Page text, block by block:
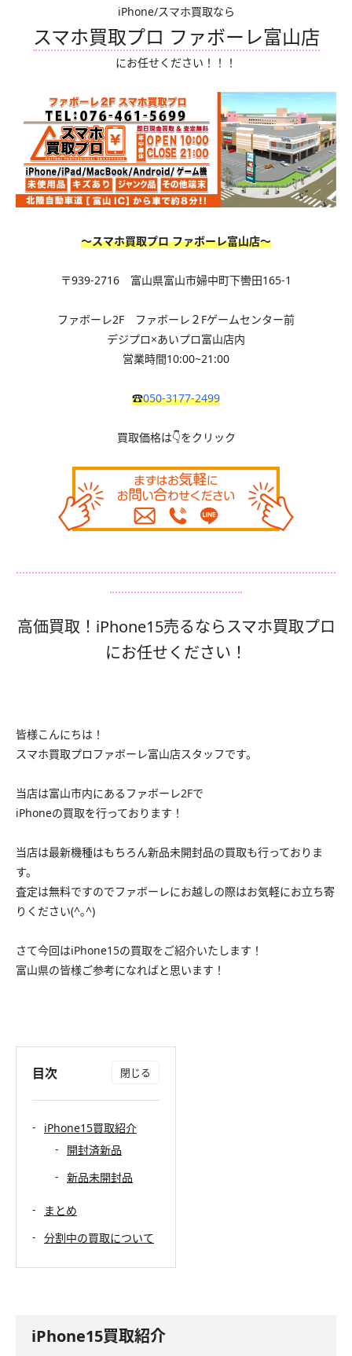
iPhone/スマホ買取なら
スマホ買取プロ ファボーレ富山店
にお任せください！！！
〜スマホ買取プロ ファボーレ富山店〜
〒939-2716 富山県富山市婦中町下轡田165-1
ファボーレ2F ファボーレ２Fゲームセンター前
デジプロ×あいプロ富山店内
営業時間10:00~21:00
☎050-3177-2499
買取価格は👇をクリック
高価買取！iPhone15売るならスマホ買取プロ
にお任せください！
皆様こんにちは！
スマホ買取プロファボーレ富山店スタッフです。
当店は富山市内にあるファボーレ2Fで
iPhoneの買取を行っております！
当店は最新機種はもちろん新品未開封品の買取も行っておりま
す。
査定は無料ですのでファボーレにお越しの際はお気軽にお立ち寄
りください(^｡^)
さて今回はiPhone15の買取をご紹介いたします！
富山県の皆様ご参考になればと思います！
目次
iPhone15買取紹介
開封済新品
新品未開封品
まとめ
分割中の買取について
iPhone15買取紹介